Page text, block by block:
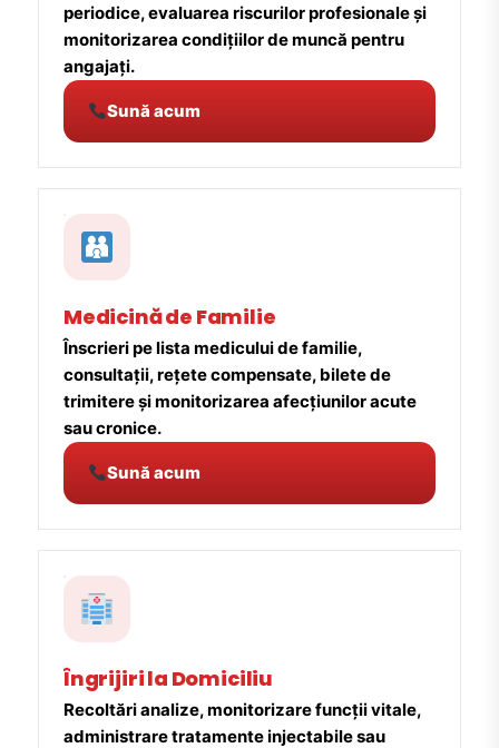
periodice, evaluarea riscurilor profesionale și
monitorizarea condițiilor de muncă pentru
angajați.
Sună acum
Medicină de Familie
Înscrieri pe lista medicului de familie,
consultații, rețete compensate, bilete de
trimitere și monitorizarea afecțiunilor acute
sau cronice.
Sună acum
Îngrijiri la Domiciliu
Recoltări analize, monitorizare funcții vitale,
administrare tratamente injectabile sau